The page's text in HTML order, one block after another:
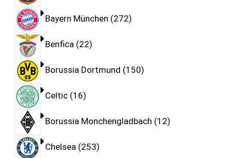
Bayern München 272
Benfica 22
Borussia Dortmund 150
Celtic 16
Borussia Monchengladbach 12
Chelsea 253